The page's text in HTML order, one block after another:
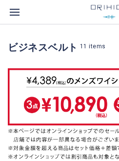
ビジネスベルト 11 items